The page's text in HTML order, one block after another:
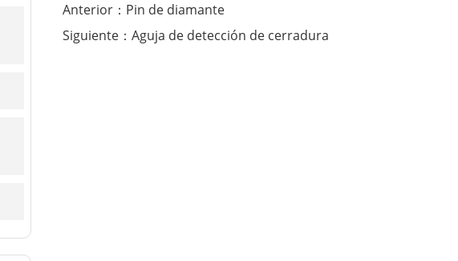
Anterior：Pin de diamante
Siguiente：Aguja de detección de cerradura